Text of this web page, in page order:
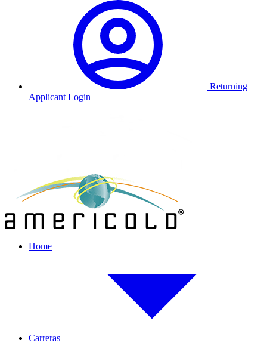
Returning
Applicant Login
Home
Carreras